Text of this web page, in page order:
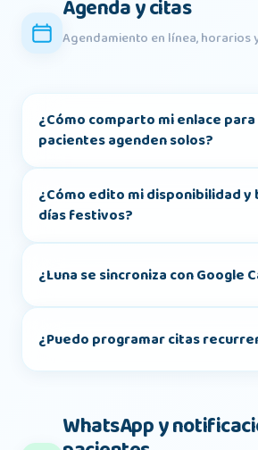
Agenda y citas
Agendamiento en línea,
¿Cómo comparto mi enlace
pacientes agenden solos?
¿Cómo edito mi disponibilidad y
días festivos?
¿Luna se sincroniza con Google
¿Puedo programar citas
WhatsApp y